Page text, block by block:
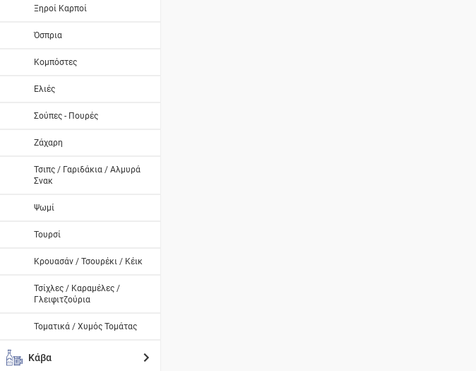
Ξηροί Καρποί
Όσπρια
Κομπόστες
Ελιές
Σούπες - Πουρές
Ζάχαρη
Τσιπς / Γαριδάκια / Αλμυρά
Σνακ
Ψωμί
Τουρσί
Κρουασάν / Τσουρέκι / Κέικ
Τσίχλες / Καραμέλες /
Γλειφιτζούρια
Τοματικά / Χυμός Τομάτας
Κάβα